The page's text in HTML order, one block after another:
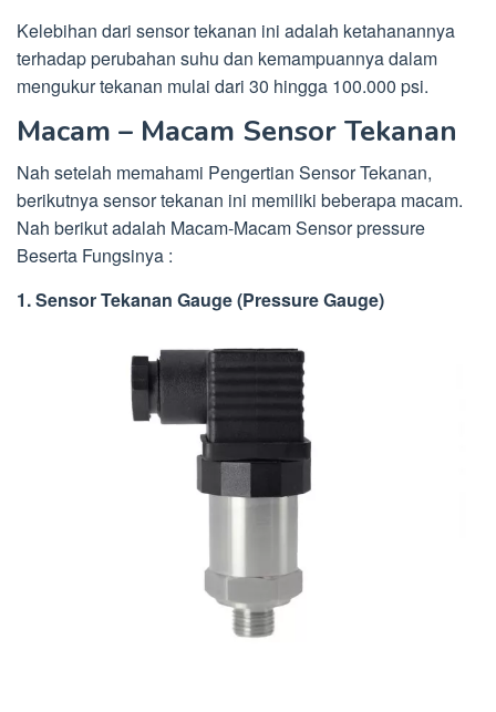
Kelebihan dari sensor tekanan ini adalah ketahanannya
terhadap perubahan suhu dan kemampuannya dalam
mengukur tekanan mulai dari 30 hingga 100.000 psi.
Macam – Macam Sensor Tekanan
Nah setelah memahami Pengertian Sensor Tekanan,
berikutnya sensor tekanan ini memiliki beberapa macam.
Nah berikut adalah Macam-Macam Sensor pressure
Beserta Fungsinya :
1. Sensor Tekanan Gauge (Pressure Gauge)